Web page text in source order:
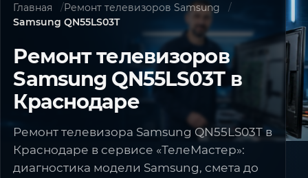
Главная
Ремонт телевизоров Samsung
Samsung QN55LS03T
Ремонт телевизоров
Samsung QN55LS03T в
Краснодаре
Ремонт телевизора Samsung QN55LS03T в
Краснодаре в сервисе «ТелеМастер»:
диагностика модели Samsung, смета до